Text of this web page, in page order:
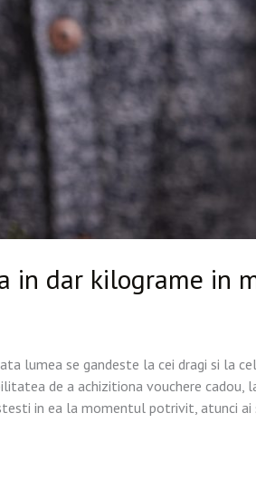
in dar kilograme in
lumea se gandeste la cei dragi si la
de a achizitiona vouchere
in ea la momentul potrivit, atunci